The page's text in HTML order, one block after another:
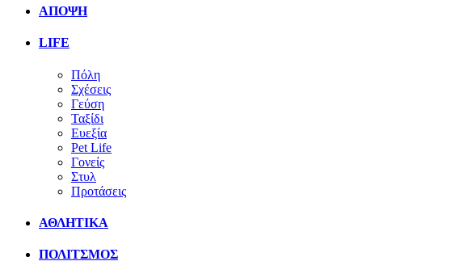
ΑΠΟΨΗ
LIFE
Πόλη
Σχέσεις
Γεύση
Ταξίδι
Ευεξία
Pet Life
Γονείς
Στυλ
Προτάσεις
ΑΘΛΗΤΙΚΑ
ΠΟΛΙΤΣΜΟΣ